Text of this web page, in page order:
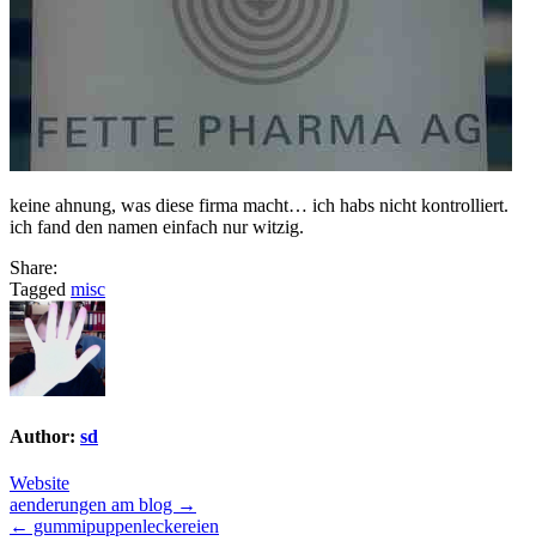
keine ahnung, was diese firma macht… ich habs nicht kontrolliert.
ich fand den namen einfach nur witzig.
Share:
Tagged misc
Author: sd
Website
Post
navigation
aenderungen am blog →
← gummipuppenleckereien